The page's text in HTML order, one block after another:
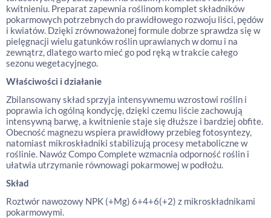
kwitnieniu. Preparat zapewnia roślinom komplet składników
pokarmowych potrzebnych do prawidłowego rozwoju liści, pędów
i kwiatów. Dzięki zrównoważonej formule dobrze sprawdza się w
pielęgnacji wielu gatunków roślin uprawianych w domu i na
zewnątrz, dlatego warto mieć go pod ręką w trakcie całego
sezonu wegetacyjnego.
Właściwości i działanie
Zbilansowany skład sprzyja intensywnemu wzrostowi roślin i
poprawia ich ogólną kondycję, dzięki czemu liście zachowują
intensywną barwę, a kwitnienie staje się dłuższe i bardziej obfite.
Obecność magnezu wspiera prawidłowy przebieg fotosyntezy,
natomiast mikroskładniki stabilizują procesy metaboliczne w
roślinie. Nawóz Compo Complete wzmacnia odporność roślin i
ułatwia utrzymanie równowagi pokarmowej w podłożu.
Skład
Roztwór nawozowy NPK (+Mg) 6+4+6(+2) z mikroskładnikami
pokarmowymi.